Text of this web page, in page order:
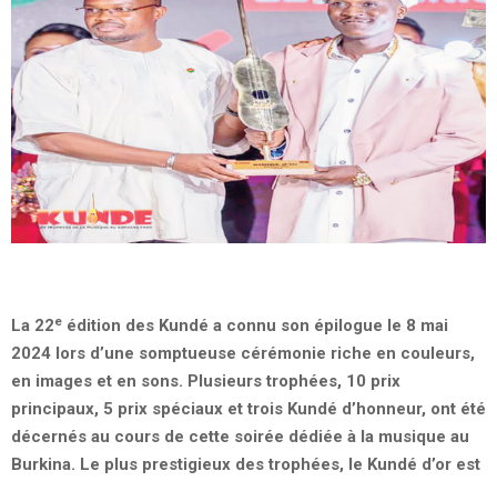
La 22e édition des Kundé a connu son épilogue le 8 mai
2024 lors d’une somptueuse cérémonie riche en couleurs,
en images et en sons. Plusieurs trophées, 10 prix
principaux, 5 prix spéciaux et trois Kundé d’honneur, ont été
décernés au cours de cette soirée dédiée à la musique au
Burkina. Le plus prestigieux des trophées, le Kundé d’or est